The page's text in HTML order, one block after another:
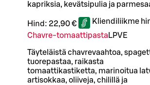
kapriksia, kevätsipulia ja
Hind: 22,90 € Kliendiliikme
Chavre-tomaattipasta LPVE
Täyteläistä chavrevaahtoa,
tuorepastaa, raikasta
tomaattikastiketta, marinoitua
artisokkaa, oliiveja, chilillä ja